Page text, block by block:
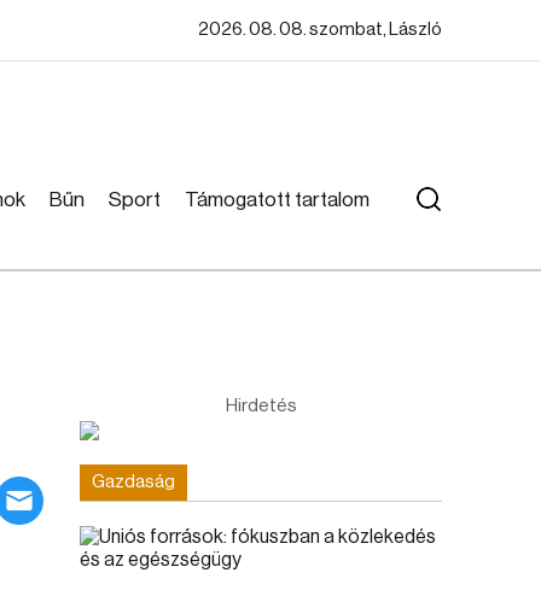
2026. 08. 08. szombat, László
Bűn Sport Támogatott tartalom
Hirdetés
Gazdaság